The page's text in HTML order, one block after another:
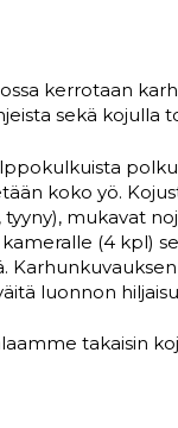
kerrotaan
sekä kojulla
koko yö.
tyyny), mukavat
(4 kpl)
luonnon
takaisin